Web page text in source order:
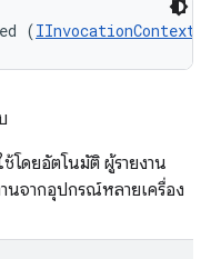
(IInvocationContext
โดยอัตโนมัติ ผู้รายงาน
นจากอุปกรณ์หลายเครื่อง